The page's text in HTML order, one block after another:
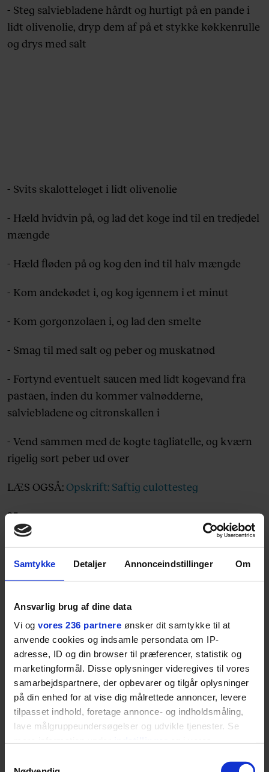
Samtykke Detaljer Annonceindstillinger Om
Ansvarlig brug af dine data
Vi og vores 236 partnere ønsker dit samtykke til at
anvende cookies og indsamle persondata om IP-
adresse, ID og din browser til præferencer, statistik og
marketingformål. Disse oplysninger videregives til vores
samarbejdspartnere, der opbevarer og tilgår oplysninger
på din enhed for at vise dig målrettede annoncer, levere
tilpasset indhold, foretage annonce- og indholdsmåling,
lave målgruppeundersøgelser og udvikle tjenester. Se
tilbage eller ændre indstillinger fra vores
- Steg salviebladene hårdt og hurtigt på en pande i
lidt olivenolie, dryp dem af på et stykke køkkenrulle
og drys med salt
- Svits skalotteløget i lidt olivenolie
- Hæld hvidvin på, og lad det koge ind til en tredjedel
mængde
- Hæld fløden på og kog den ind til halv mængde
- Kom andekødet i, og kog igennem i et minut
- Kom gorgonzolaen i, og lad den smelte
- Smag til med salt og peber og muskatnød
- Fortynd eventuelt saucen med lidt kogevand fra
pastaen, inden du kommer valnødderne,
salviebladene og citronskallen i
- Vend sammen med de kogte tagliatelle, og kværn
rigelig sort peber ud over
LÆS OGSÅ:Opskrift: Saftig culottesteg
25 g smør
35 g hvedemel
3 dl sødmælk
2 dl andebouillon
200 g porrer